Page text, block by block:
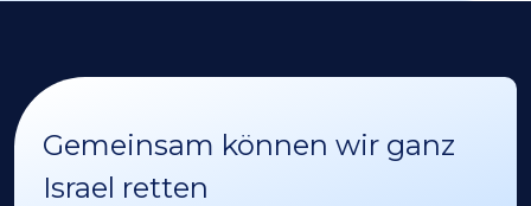
Gemeinsam können wir ganz
Israel retten